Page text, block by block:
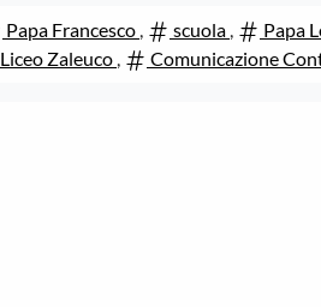
Papa Francesco , scuola , Papa
Liceo Zaleuco , Comunicazione